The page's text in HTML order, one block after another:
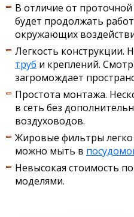
В отличие от
будет продолжать
окружающих
Легкость конструкции.
труб и креплений.
загромождает
Простота монтажа.
в сеть без
воздуховодов.
Жировые фильтры
можно мыть в
Невысокая стоимость
моделями.